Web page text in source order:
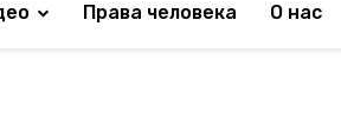
Права человека О нас